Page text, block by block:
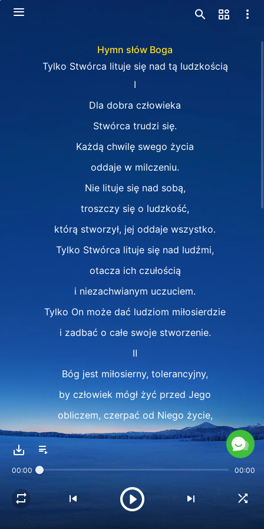
Hymn słów Boga
Tylko Stwórca lituje się nad tą ludzkością
Ⅰ
Dla dobra człowieka
Stwórca trudzi się.
Każdą chwilę swego życia
oddaje w milczeniu.
Nie lituje się nad sobą,
troszczy się o ludzkość,
którą stworzył, jej oddaje wszystko.
Tylko Stwórca lituje się nad ludźmi,
otacza ich czułością
i niezachwianym uczuciem.
Tylko On może dać ludziom miłosierdzie
i zadbać o całe swoje stworzenie.
Ⅱ
Bóg jest miłosierny, tolerancyjny,
by człowiek mógł żyć przed Jego
obliczem, czerpać od Niego życie,
a kiedyś ludzie
im i stworzeniu.
00:00 00:00